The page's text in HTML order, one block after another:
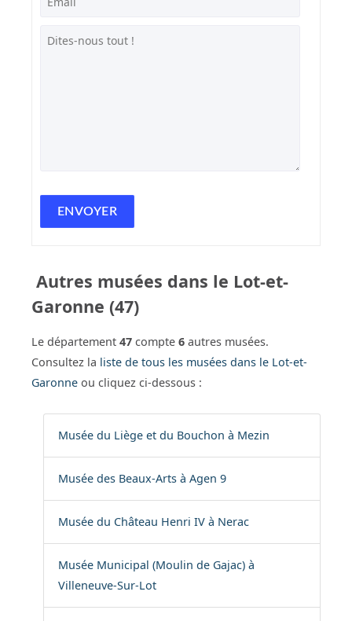
Autres musées dans le Lot-et-
Garonne (47)
Le département 47 compte 6 autres musées.
Consultez la liste de tous les musées dans le Lot-et-
Garonne ou cliquez ci-dessous :
Musée du Liège et du Bouchon à Mezin
Musée des Beaux-Arts à Agen 9
Musée du Château Henri IV à Nerac
Musée Municipal (Moulin de Gajac) à
Villeneuve-Sur-Lot